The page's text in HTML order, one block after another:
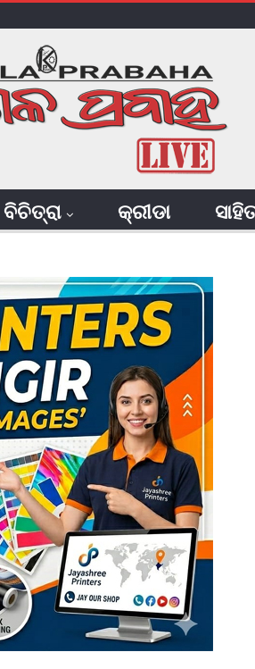
ବିଚିତ୍ରା କ୍ରୀଡା